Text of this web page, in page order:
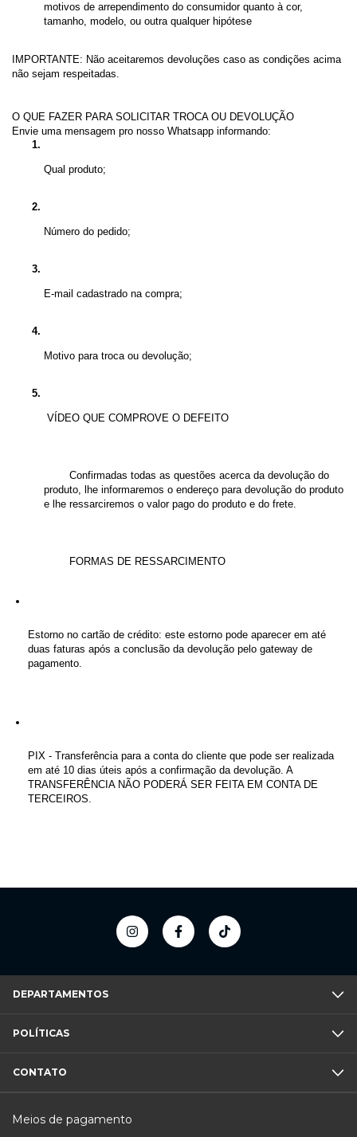
motivos de arrependimento do consumidor quanto à cor,
tamanho, modelo, ou outra qualquer hipótese
IMPORTANTE: Não aceitaremos devoluções caso as condições acima
não sejam respeitadas.
O QUE FAZER PARA SOLICITAR TROCA OU DEVOLUÇÃO
Envie uma mensagem pro nosso Whatsapp informando:
Qual produto;
Número do pedido;
E-mail cadastrado na compra;
Motivo para troca ou devolução;
VÍDEO QUE COMPROVE O DEFEITO
Confirmadas todas as questões acerca da devolução do
produto, lhe informaremos o endereço para devolução do produto
e lhe ressarciremos o valor pago do produto e do frete.
FORMAS DE RESSARCIMENTO
Estorno no cartão de crédito: este estorno pode aparecer em até
duas faturas após a conclusão da devolução pelo gateway de
pagamento.
PIX - Transferência para a conta do cliente que pode ser realizada
em até 10 dias úteis após a confirmação da devolução. A
TRANSFERÊNCIA NÃO PODERÁ SER FEITA EM CONTA DE
TERCEIROS.
DEPARTAMENTOS
POLÍTICAS
CONTATO
Meios de pagamento